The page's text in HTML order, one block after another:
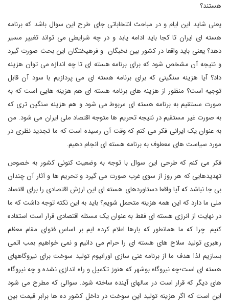
هستند؟
یعنی شاید این ایام و در مباحث انتخاباتی جای طرح این سوال باشد که برنامه
هسته ای ایران تا کجا باید ادامه یابد و در چه شرایطی می تواند تغییر مسیر
دهد؟ یعنی باید واقعا در کشور بین نخبگان و فرهیختگان این بحث صورت گیرد
و نتیجه آن مشخص شود که برای برنامه هسته ای تا چه اندازه می توان هزینه
داد؟ آیا هزینه سنگینی که برای برنامه هسته ای می پردازیم با سود آن قابل
توجیه است؟ منظور از هزینه های برنامه هسته ای هم هزینه هایی است که به
صورت مستقیم به برنامه هسته ای مربوط می شود و هم هزینه سنگین تری که
به صورت غیر مستقیم در نتیجه تحریم ها متوجه اقتصاد ملی ایران می شود. من
به عنوان یک ایرانی فکر می کنم که وقت آن رسیده است که ما تجدید نظری در
مورد سیاست های معطوف به برنامه هسته ای انجام دهیم.
فکر می کنم که طرحی این سوال با توجه به وضعیت کنونی کشور به خصوص
تهدیدهایی که هر روز از سوی غرب صورت می گیرد و تحریم ها و آثار آن چندان
بی جا نباشد که آیا واقعا دستاوردهای هسته ای این ارزش اقتصادی را برای اقتصاد
ملی ما دارد که این همه هزینه متحمل شویم؟ باید به این نکته توجه داشت که ما
در نهایت از انرژی هسته ای فقط به عنوان یک مسئله اقتصادی قرار است استفاده
کنیم. چرا که ما همانطور که بارها اعلام کرده ایم بر اساس فتوای مقام معظم
رهبری تولید سلاح های هسته ای را حرام می دانیم و نمی خواهیم بمب اتمی
بسازیم لذا هدف ما از برنامه غنی سازی اورانیوم تولید سوخت برای نیروگاههای
هسته ای است؛چه نیروگاه بوشهر که هنوز تکمیل و راه اندازی نشده و چه نیروگاه
های دیگر که قرار است در سالهای آینده ساخته شود. سوالی که مطرح می شود
این است که اگر هزینه تولید این سوخت در داخل کشور ده ها برابر قیمت بین